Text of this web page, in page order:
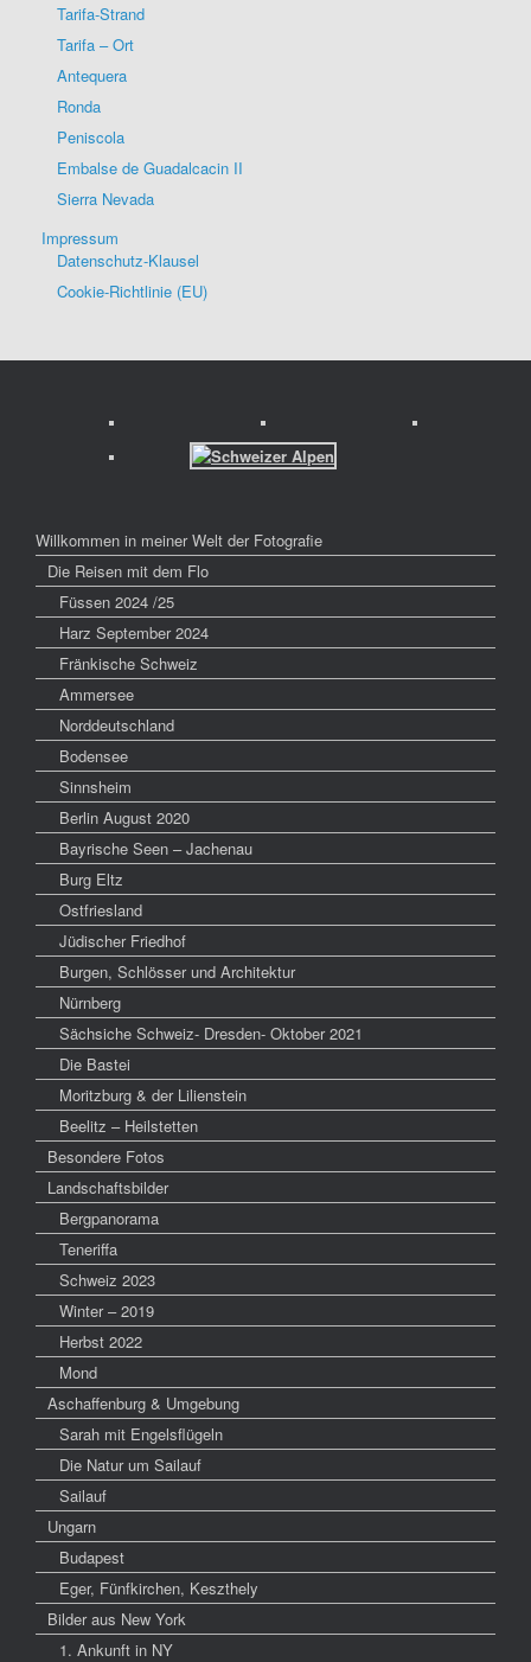
Tarifa-Strand
Tarifa – Ort
Antequera
Ronda
Peniscola
Embalse de Guadalcacin II
Sierra Nevada
Impressum
Datenschutz-Klausel
Cookie-Richtlinie (EU)
Willkommen in meiner Welt der Fotografie
Die Reisen mit dem Flo
Füssen 2024 /25
Harz September 2024
Fränkische Schweiz
Ammersee
Norddeutschland
Bodensee
Sinnsheim
Berlin August 2020
Bayrische Seen – Jachenau
Burg Eltz
Ostfriesland
Jüdischer Friedhof
Burgen, Schlösser und Architektur
Nürnberg
Sächsiche Schweiz- Dresden- Oktober 2021
Die Bastei
Moritzburg & der Lilienstein
Beelitz – Heilstetten
Besondere Fotos
Landschaftsbilder
Bergpanorama
Teneriffa
Schweiz 2023
Winter – 2019
Herbst 2022
Mond
Aschaffenburg & Umgebung
Sarah mit Engelsflügeln
Die Natur um Sailauf
Sailauf
Ungarn
Budapest
Eger, Fünfkirchen, Keszthely
Bilder aus New York
1. Ankunft in NY